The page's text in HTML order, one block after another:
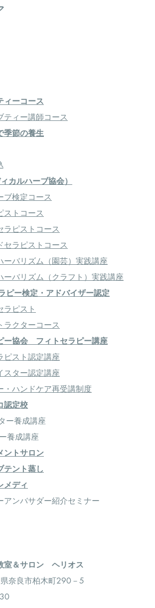
小夏／戸田香果橘）
行います。
します。
します。（永年資格となり、年会費等は
ィーコース
ティー講師コース
季節の養生
カルハーブ協会）
ブ検定コース
ストコース
ラピストコース
セラピストコース
ーバリズム（園芸）実践講座
ーバリズム（クラフト）実践講座
ピー検定・アドバイザー認定
ラピスト
ラクターコース
ー協会 フィトセラピー講座
ピスト認定講座
スター認定講座
・ハンドケア再受講制度
認定校
ー養成講座
養成講座
ントサロン
テント蒸し
メディ
アンバサダー紹介セミナー
室＆サロン ヘリオス
奈良市柏木町290－5